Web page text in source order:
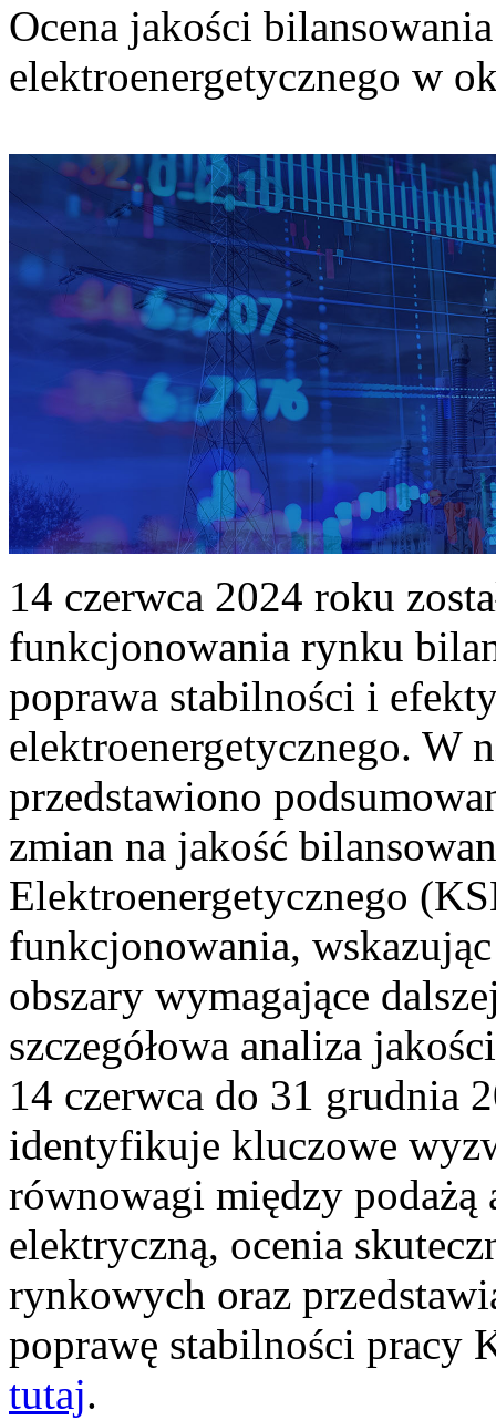
Ocena jakości
elektroenergetycznego w
14 czerwca 2024 roku
funkcjonowania rynku
poprawa stabilności i
elektroenergetycznego. W
przedstawiono
zmian na jakość
Elektroenergetycznego
funkcjonowania,
obszary wymagające
szczegółowa analiza
14 czerwca do 31 grudnia
identyfikuje kluczowe
równowagi między podażą
elektryczną, ocenia
rynkowych oraz
poprawę stabilności pracy
tutaj.